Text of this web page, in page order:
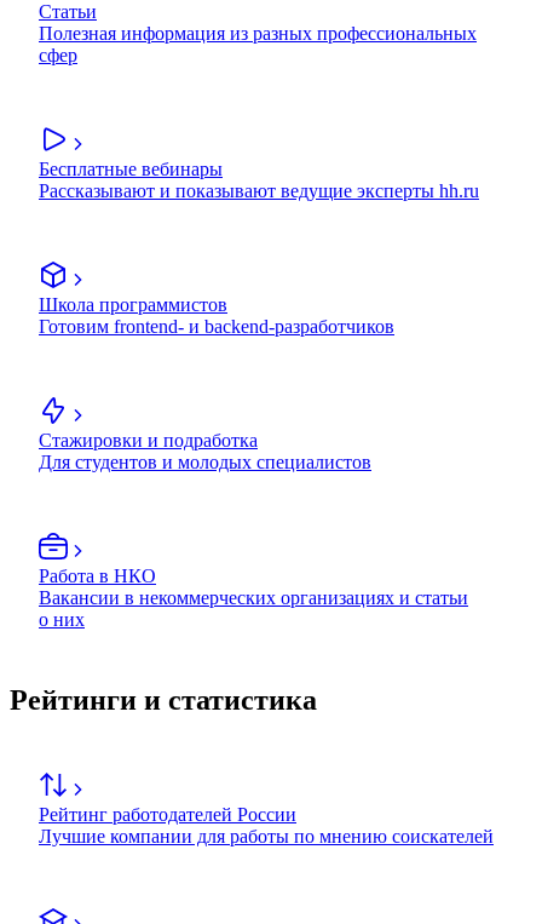
Статьи
Полезная информация из разных профессиональных
сфер
Бесплатные вебинары
Рассказывают и показывают ведущие эксперты hh.ru
Школа программистов
Готовим frontend- и backend-разработчиков
Стажировки и подработка
Для студентов и молодых специалистов
Работа в НКО
Вакансии в некоммерческих организациях и статьи
о них
Рейтинги и статистика
Рейтинг работодателей России
Лучшие компании для работы по мнению соискателей